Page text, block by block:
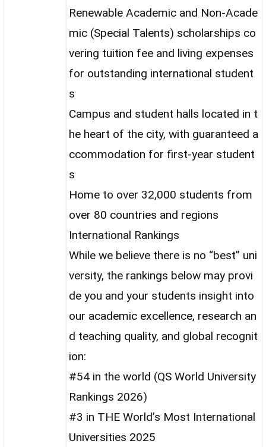
Renewable Academic and Non-Acade
mic (Special Talents) scholarships co
vering tuition fee and living expenses
for outstanding international student
s
Campus and student halls located in t
he heart of the city, with guaranteed a
ccommodation for first-year student
s
Home to over 32,000 students from
over 80 countries and regions
International Rankings
While we believe there is no “best” uni
versity, the rankings below may provi
de you and your students insight into
our academic excellence, research an
d teaching quality, and global recognit
ion:
#54 in the world (QS World University
Rankings 2026)
#3 in THE World’s Most International
Universities 2025